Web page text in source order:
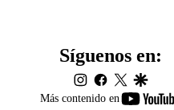
Más contenido en
Síguenos en:
instagram
facebook
twitter